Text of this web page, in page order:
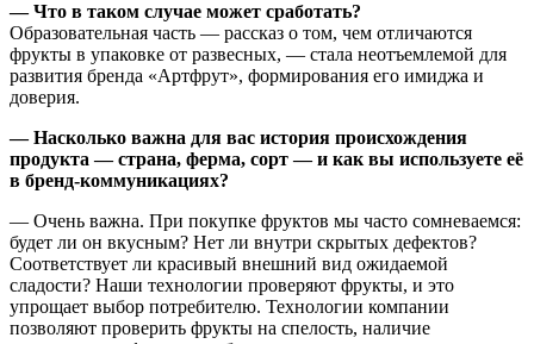
— Что в таком случае может сработать?
Образовательная часть — рассказ о том, чем отличаются
фрукты в упаковке от развесных, — стала неотъемлемой для
развития бренда «Артфрут», формирования его имиджа и
доверия.
— Насколько важна для вас история происхождения
продукта — страна, ферма, сорт — и как вы используете её
в бренд-коммуникациях?
— Очень важна. При покупке фруктов мы часто сомневаемся:
будет ли он вкусным? Нет ли внутри скрытых дефектов?
Соответствует ли красивый внешний вид ожидаемой
сладости? Наши технологии проверяют фрукты, и это
упрощает выбор потребителю. Технологии компании
позволяют проверить фрукты на спелость, наличие